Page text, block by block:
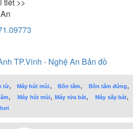
TP.Vinh - Nghệ An Bản đồ
từ,Máy hút mùi, Bồn tắm, Bồn tắm đứng,
,Máy hút mùi,Máy rửa bát,Máy sấy bát,
hơi